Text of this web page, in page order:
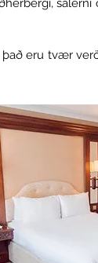
salerni
eru tvær